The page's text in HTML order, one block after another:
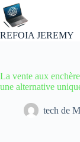
Passer
au
contenu
REFOIA JEREMY
La vente aux
une alternative
tech de